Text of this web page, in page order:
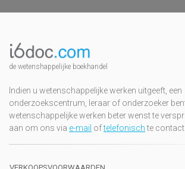
de wetenshappelijke boekhandel
Indien u wetenschappelijke werken uitgeeft, een
onderzoekscentrum, leraar of onderzoeker
wetenschappelijke werken beter wenst te
aan om ons via e-mail oftelefonischte